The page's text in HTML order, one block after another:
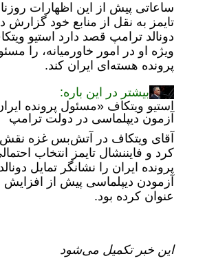
ساعاتی پیش از این اظهارات
تایمز به نقل از منابع خود گزارش
دونالد ترامپ قصد دارد استیو
ویژه او در امور خاورمیانه، را
پرونده هسته‌ای ایران کند.
بیشتر در این باره:
استیو ویتکاف «مسئول پرونده
آزمون دیپلماسی در دولت ترامپ
آقای ویتکاف در آتش‌بس غزه نقش
کرد و فایننشال تایمز انتخاب
پرونده ایران را نشانگر تمایل
آزمودن دیپلماسی پیش از افزایش
عنوان کرده بود.
این خبر تکمیل می‌شود